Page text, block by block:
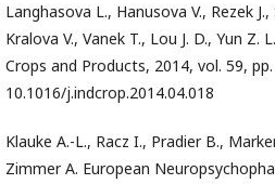
Langhasova L., Hanusova V., Rezek
Kralova V., Vanek T., Lou J. D., Yun Z.
Crops and Products, 2014, vol. 59,
10.1016/j.indcrop.2014.04.018
Klauke A.-L., Racz I., Pradier B.,
Zimmer A. European